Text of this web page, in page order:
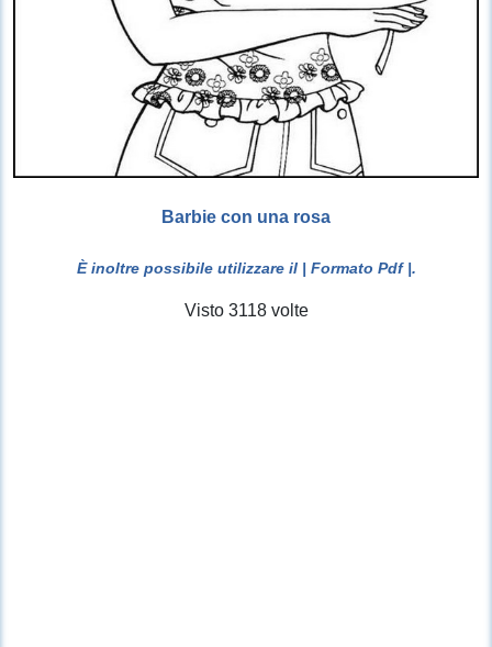
Barbie con una rosa
È inoltre possibile utilizzare il | Formato Pdf |.
Visto 3118 volte